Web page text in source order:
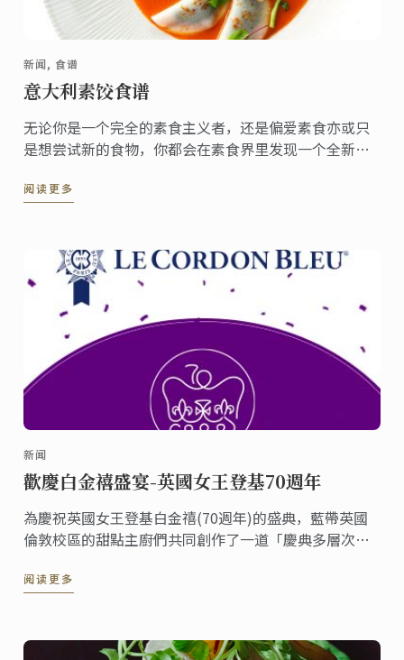
新闻, 食谱
意大利素饺食谱
无论你是一个完全的素食主义者，还是偏爱素食亦或只
是想尝试新的食物，你都会在素食界里发现一个全新的
阅读更多
新闻
歡慶白金禧盛宴-英國女王登基70週年
為慶祝英國女王登基白金禧(70週年)的盛典，藍帶英國
倫敦校區的甜點主廚們共同創作了一道「慶典多層次蛋
禧皇冠》這道甜點包含了香檳慕斯、糖漬紅漿果、檸檬
阅读更多